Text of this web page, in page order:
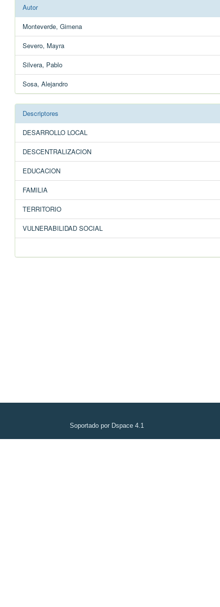
Autor
Monteverde, Gimena
Severo, Mayra
Silvera, Pablo
Sosa, Alejandro
Descriptores
DESARROLLO LOCAL
DESCENTRALIZACION
EDUCACION
FAMILIA
TERRITORIO
VULNERABILIDAD SOCIAL
Soportado por Dspace 4.1